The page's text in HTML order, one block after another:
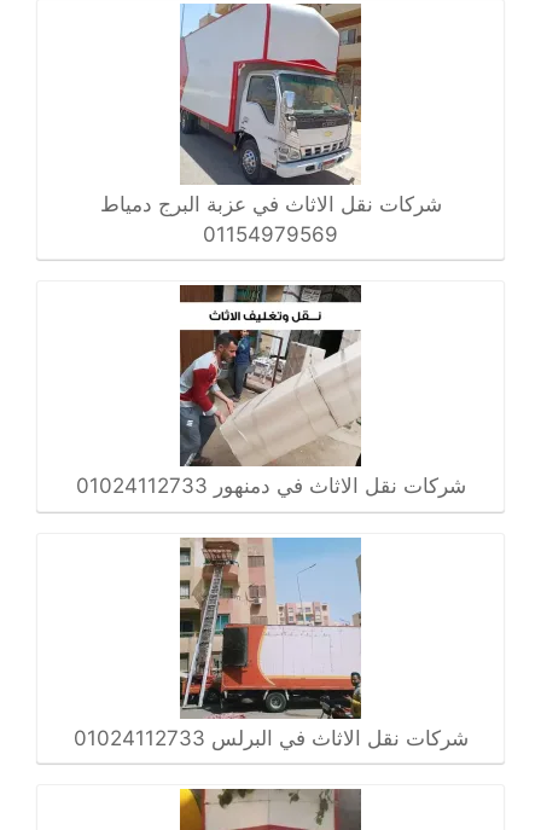
شركات نقل الاثاث في عزبة البرج دمياط
01154979569
شركات نقل الاثاث في دمنهور 01024112733
شركات نقل الاثاث في البرلس 01024112733